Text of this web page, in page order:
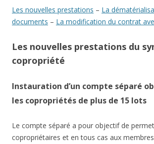
Les nouvelles prestations – La
documents – La modification du contrat
Les nouvelles prestations du
copropriété
Instauration d’un compte séparé
les copropriétés de plus de 15 lots
Le compte séparé a pour objectif de
copropriétaires et en tous cas aux